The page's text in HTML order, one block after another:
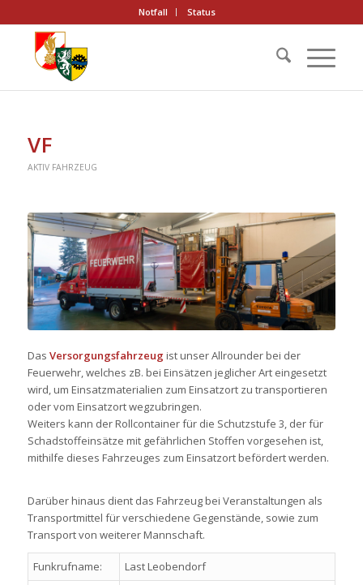
Notfall Status
VF
AKTIV FAHRZEUG
Das Versorgungsfahrzeug ist unser Allrounder bei der
Feuerwehr, welches zB. bei Einsätzen jeglicher Art eingesetzt
wird, um Einsatzmaterialien zum Einsatzort zu transportieren
oder vom Einsatzort wegzubringen.
Weiters kann der Rollcontainer für die Schutzstufe 3, der für
Schadstoffeinsätze mit gefährlichen Stoffen vorgesehen ist,
mithilfe dieses Fahrzeuges zum Einsatzort befördert werden.
Darüber hinaus dient das Fahrzeug bei Veranstaltungen als
Transportmittel für verschiedene Gegenstände, sowie zum
Transport von weiterer Mannschaft.
Funkrufname:
Last Leobendorf